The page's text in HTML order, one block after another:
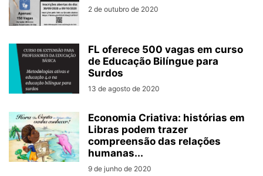
2 de outubro de 2020
FL oferece 500 vagas em curso
de Educação Bilíngue para
Surdos
13 de agosto de 2020
Economia Criativa: histórias em
Libras podem trazer
compreensão das relações
humanas...
9 de junho de 2020